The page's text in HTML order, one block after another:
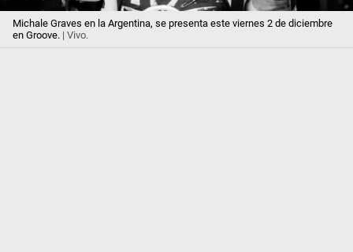
Michale Graves en la Argentina, se presenta este viernes 2 de diciembre
en Groove. | Vivo.